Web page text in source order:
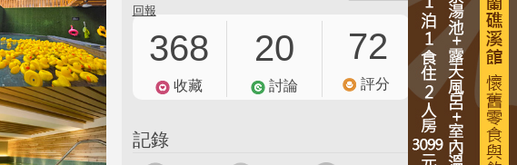
回報
368
收藏
20
討論
72
評分
記錄